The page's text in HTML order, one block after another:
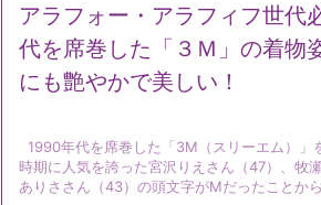
アラフォー・アラフィフ世
代を席巻した「３Ｍ」の着物
にも艶やかで美しい！
1990年代を席巻した「3M（スリーエム）」
時期に人気を誇った宮沢りえさん（47）、牧
ありささん（43）の頭文字がMだったことか